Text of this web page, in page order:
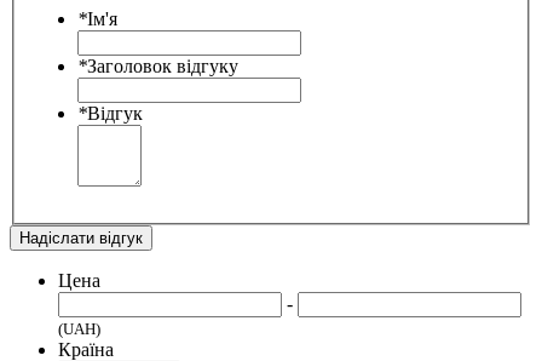
*Ім'я
*Заголовок відгуку
*Відгук
Надіслати відгук
Цена
-
(UAH)
Країна